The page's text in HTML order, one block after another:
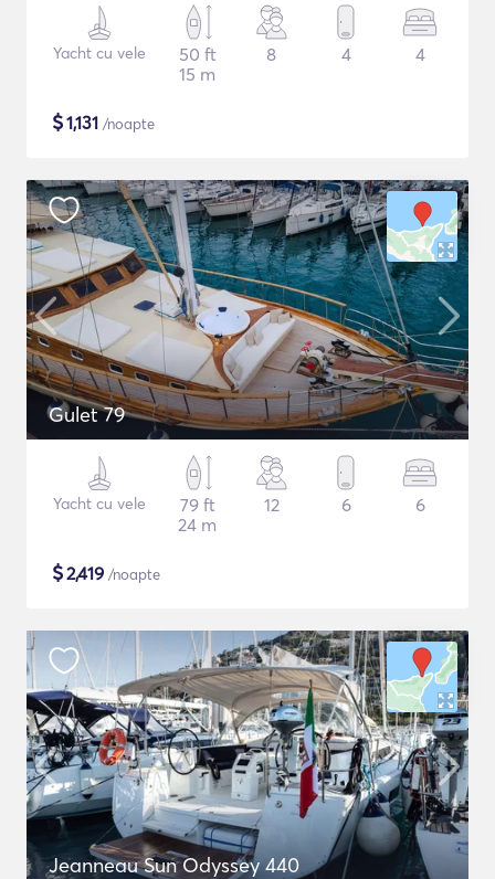
Yacht cu vele
50 ft
15 m
8 4 4
$1,131 /noapte
Gulet 79
Yacht cu vele
79 ft
24 m
12 6 6
$2,419 /noapte
Jeanneau Sun Odyssey 440